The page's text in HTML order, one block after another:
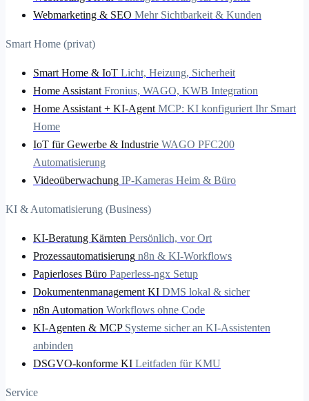
Webmarketing & SEO Mehr Sichtbarkeit & Kunden
Smart Home (privat)
Smart Home & IoT Licht, Heizung, Sicherheit
Home Assistant Fronius, WAGO, KWB Integration
Home Assistant + KI-Agent MCP: KI konfiguriert Ihr Smart
Home
IoT für Gewerbe & Industrie WAGO PFC200
Automatisierung
Videoüberwachung IP-Kameras Heim & Büro
KI & Automatisierung (Business)
KI-Beratung Kärnten Persönlich, vor Ort
Prozessautomatisierung n8n & KI-Workflows
Papierloses Büro Paperless-ngx Setup
Dokumentenmanagement KI DMS lokal & sicher
n8n Automation Workflows ohne Code
KI-Agenten & MCP Systeme sicher an KI-Assistenten
anbinden
DSGVO-konforme KI Leitfaden für KMU
Service